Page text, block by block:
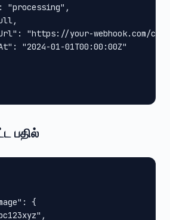
"processing",
"https://your-webhook.com/
"2024-01-01T00:00:00Z"
பதில்
{